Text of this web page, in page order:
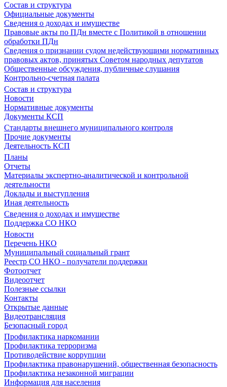
Состав и структура
Официальные документы
Сведения о доходах и имуществе
Правовые акты по ПДн вместе с Политикой в отношении
обработки ПДн
Сведения о признании судом недействующими нормативных
правовых актов, принятых Советом народных депутатов
Общественные обсуждения, публичные слушания
Контрольно-счетная палата
Состав и структура
Новости
Нормативные документы
Документы КСП
Стандарты внешнего муниципального контроля
Прочие документы
Деятельность КСП
Планы
Отчеты
Материалы экспертно-аналитической и контрольной
деятельности
Доклады и выступления
Иная деятельность
Сведения о доходах и имуществе
Поддержка СО НКО
Новости
Перечень НКО
Муниципальный социальный грант
Реестр СО НКО - получатели поддержки
Фотоотчет
Видеоотчет
Полезные ссылки
Контакты
Открытые данные
Видеотрансляция
Безопасный город
Профилактика наркомании
Профилактика терроризма
Противодействие коррупции
Профилактика правонарушений, общественная безопасность
Профилактика незаконной миграции
Информация для населения